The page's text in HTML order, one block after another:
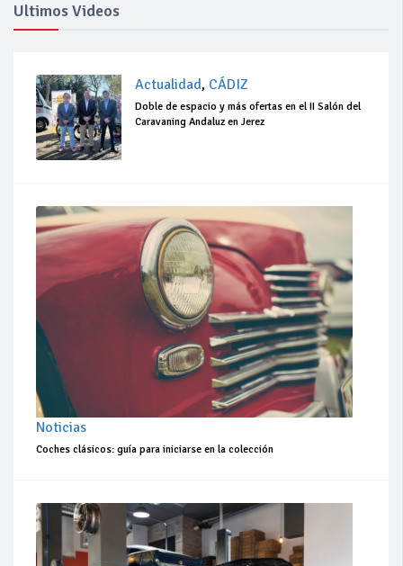
Ultimos Videos
Actualidad, CÁDIZ
Doble de espacio y más ofertas en el II Salón del
Caravaning Andaluz en Jerez
Noticias
Coches clásicos: guía para iniciarse en la colección